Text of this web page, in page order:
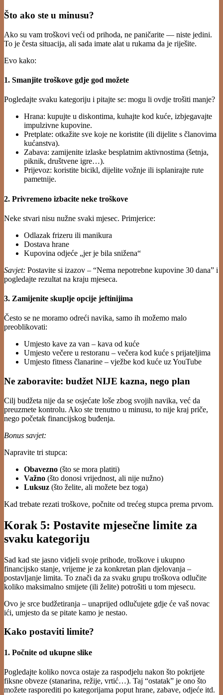
Što ako ste u minusu?
Ako su vam troškovi veći od prihoda, ne paničarite — niste jedini.
To je česta situacija, ali sada imate alat u rukama da je riješite.
Evo kako:
1. Smanjite troškove gdje god možete
Pogledajte svaku kategoriju i pitajte se: mogu li ovdje trošiti manje?
Hrana: kupujte u diskontima, kuhajte kod kuće, izbjegavajte
impulzivne kupovine.
Pretplate: otkažite sve koje ne koristite (ili dijelite s članovima
kućanstva).
Zabava: zamijenite izlaske besplatnim aktivnostima (šetnja,
piknik, društvene igre…).
Prijevoz: koristite bicikl, dijelite vožnje ili isplanirajte rute
pametnije.
2. Privremeno izbacite neke troškove
Neke stvari nisu nužne svaki mjesec. Primjerice:
Odlazak frizeru ili manikura
Dostava hrane
Kupovina odjeće „jer je bila snižena“
Savjet: Postavite si izazov – “Nema nepotrebne kupovine 30 dana” i
pogledajte rezultat na kraju mjeseca.
3. Zamijenite skuplje opcije jeftinijima
Često se ne moramo odreći navika, samo ih možemo malo
preoblikovati:
Umjesto kave za van – kava od kuće
Umjesto večere u restoranu – večera kod kuće s prijateljima
Umjesto fitness članarine – vježbe kod kuće uz YouTube
Ne zaboravite: budžet NIJE kazna, nego plan
Cilj budžeta nije da se osjećate loše zbog svojih navika, već da
preuzmete kontrolu. Ako ste trenutno u minusu, to nije kraj priče,
nego početak financijskog buđenja.
Bonus savjet:
Napravite tri stupca:
Obavezno (što se mora platiti)
Važno (što donosi vrijednost, ali nije nužno)
Luksuz (što želite, ali možete bez toga)
Kad trebate rezati troškove, počnite od trećeg stupca prema prvom.
Korak 5: Postavite mjesečne limite za
svaku kategoriju
Sad kad ste jasno vidjeli svoje prihode, troškove i ukupno
financijsko stanje, vrijeme je za konkretan plan djelovanja –
postavljanje limita. To znači da za svaku grupu troškova odlučite
koliko maksimalno smijete (ili želite) potrošiti u tom mjesecu.
Ovo je srce budžetiranja – unaprijed odlučujete gdje će vaš novac
ići, umjesto da se pitate kamo je nestao.
Kako postaviti limite?
1. Počnite od ukupne slike
Pogledajte koliko novca ostaje za raspodjelu nakon što pokrijete
fiksne obveze (stanarina, režije, vrtić…). Taj “ostatak” je ono što
možete rasporediti po kategorijama poput hrane, zabave, odjeće itd.